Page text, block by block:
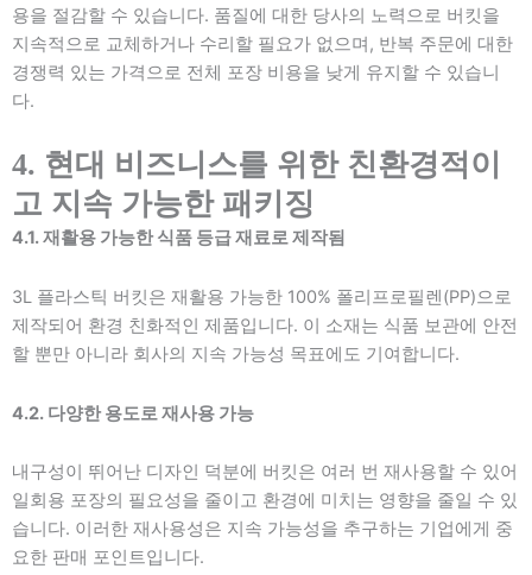
용을 절감할 수 있습니다. 품질에 대한 당사의 노력으로 버킷을
지속적으로 교체하거나 수리할 필요가 없으며, 반복 주문에 대한
경쟁력 있는 가격으로 전체 포장 비용을 낮게 유지할 수 있습니
다.
4. 현대 비즈니스를 위한 친환경적이
고 지속 가능한 패키징
4.1. 재활용 가능한 식품 등급 재료로 제작됨
3L 플라스틱 버킷은 재활용 가능한 100% 폴리프로필렌(PP)으로
제작되어 환경 친화적인 제품입니다. 이 소재는 식품 보관에 안전
할 뿐만 아니라 회사의 지속 가능성 목표에도 기여합니다.
4.2. 다양한 용도로 재사용 가능
내구성이 뛰어난 디자인 덕분에 버킷은 여러 번 재사용할 수 있어
일회용 포장의 필요성을 줄이고 환경에 미치는 영향을 줄일 수 있
습니다. 이러한 재사용성은 지속 가능성을 추구하는 기업에게 중
요한 판매 포인트입니다.